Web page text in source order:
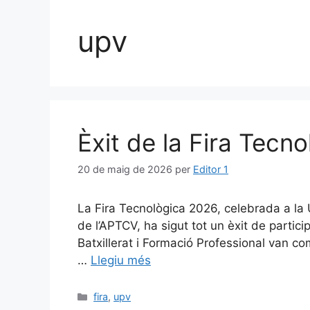
upv
Èxit de la Fira
20 de maig de 2026 per Editor 1
La Fira Tecnològica 2026, celebrada a la
de l’APTCV, ha sigut tot un èxit de
Batxillerat i Formació Professional van
… Llegiu més
Categories
fira, upv